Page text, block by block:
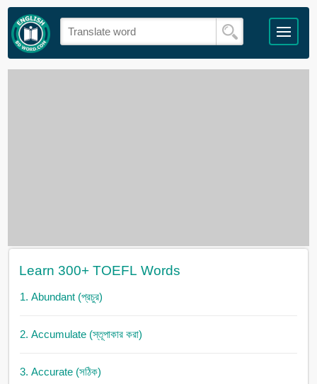
Learn 300+ TOEFL Words
1. Abundant (প্রচুর)
2. Accumulate (স্তূপাকার করা)
3. Accurate (সঠিক)